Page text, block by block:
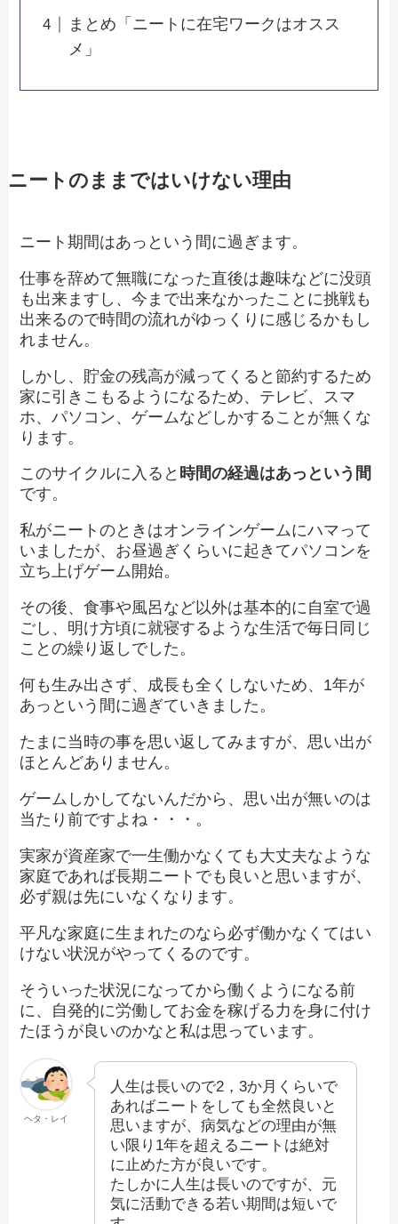
まとめ「ニートに在宅ワークはオスス
メ」
ニートのままではいけない理由
ニート期間はあっという間に過ぎます。
仕事を辞めて無職になった直後は趣味などに没頭
も出来ますし、今まで出来なかったことに挑戦も
出来るので時間の流れがゆっくりに感じるかもし
れません。
しかし、貯金の残高が減ってくると節約するため
家に引きこもるようになるため、テレビ、スマ
ホ、パソコン、ゲームなどしかすることが無くな
ります。
このサイクルに入ると 時間の経過はあっという間
です。
私がニートのときはオンラインゲームにハマって
いましたが、お昼過ぎくらいに起きてパソコンを
立ち上げゲーム開始。
その後、食事や風呂など以外は基本的に自室で過
ごし、明け方頃に就寝するような生活で毎日同じ
ことの繰り返しでした。
何も生み出さず、成長も全くしないため、1年が
あっという間に過ぎていきました。
たまに当時の事を思い返してみますが、思い出が
ほとんどありません。
ゲームしかしてないんだから、思い出が無いのは
当たり前ですよね・・・。
実家が資産家で一生働かなくても大丈夫なような
家庭であれば長期ニートでも良いと思いますが、
必ず親は先にいなくなります。
平凡な家庭に生まれたのなら必ず働かなくてはい
けない状況がやってくるのです。
そういった状況になってから働くようになる前
に、自発的に労働してお金を稼げる力を身に付け
たほうが良いのかなと私は思っています。
ヘタ・レイ
人生は長いので2，3か月くらいで
あればニートをしても全然良いと
思いますが、病気などの理由が無
い限り1年を超えるニートは絶対
に止めた方が良いです。
たしかに人生は長いのですが、元
気に活動できる若い期間は短いで